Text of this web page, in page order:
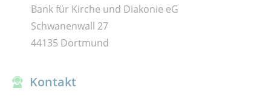
Bank für Kirche und Diakonie eG
Schwanenwall 27
44135 Dortmund
Kontakt